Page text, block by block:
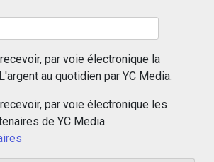
par voie électronique la
au quotidien par YC Media.
par voie électronique les
de YC Media